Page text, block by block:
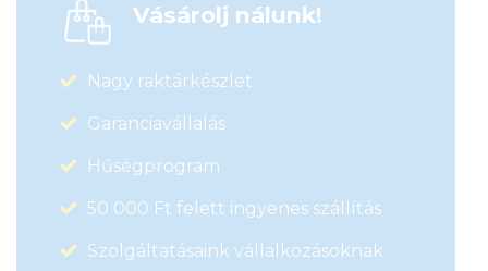
Vásárolj nálunk!
Nagy raktárkészlet
Garanciavállalás
Hűségprogram
50 000 Ft felett ingyenes szállítás
Szolgáltatásaink vállalkozásoknak